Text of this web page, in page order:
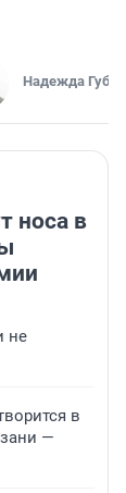
Надежда
носа в
не
в
—